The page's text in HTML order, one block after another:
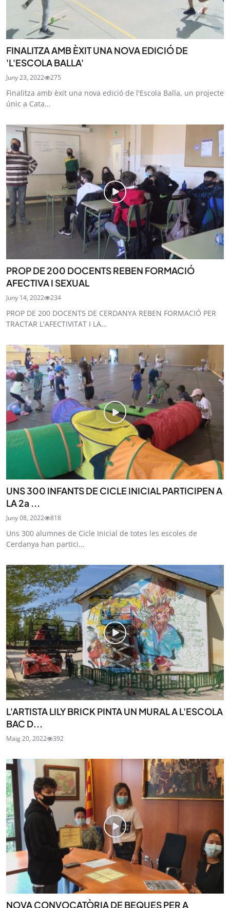
FINALITZA AMB ÈXIT UNA NOVA EDICIÓ DE
'L'ESCOLA BALLA'
Juny 23, 2022 275
Finalitza amb èxit una nova edició de l'Escola Balla, un projecte
únic a Cata...
PROP DE 200 DOCENTS REBEN FORMACIÓ
AFECTIVA I SEXUAL
Juny 14, 2022 234
PROP DE 200 DOCENTS DE CERDANYA REBEN FORMACIÓ PER
TRACTAR L'AFECTIVITAT I LA...
UNS 300 INFANTS DE CICLE INICIAL PARTICIPEN A
LA 2a ...
Juny 08, 2022 818
Uns 300 alumnes de Cicle Inicial de totes les escoles de
Cerdanya han partici...
L'ARTISTA LILY BRICK PINTA UN MURAL A L'ESCOLA
BAC D...
Maig 20, 2022 392
NOVA CONVOCATÒRIA DE BEQUES PER A